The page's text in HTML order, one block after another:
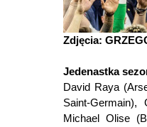
Zdjęcia:
Jedenastka
David Raya
Saint-
Michael Olise